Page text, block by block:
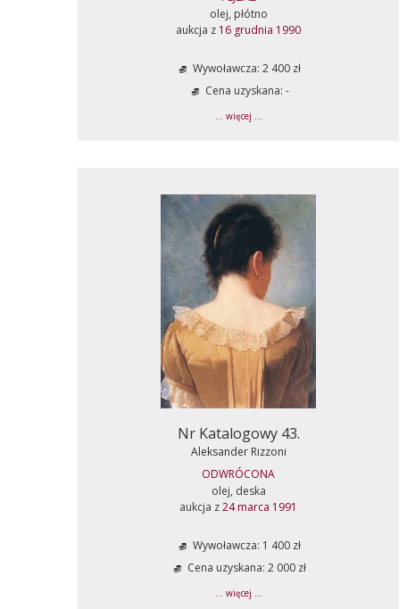
olej, płótno
aukcja z 16 grudnia 1990
Wywoławcza: 2 400 zł
Cena uzyskana: -
... więcej ...
Nr Katalogowy 43.
Aleksander Rizzoni
ODWRÓCONA
olej, deska
aukcja z24 marca 1991
Wywoławcza: 1 400 zł
Cena uzyskana: 2 000 zł
... więcej ...